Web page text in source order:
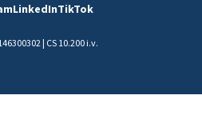
| CS 10.200 i.v.
LinkedInTikTok